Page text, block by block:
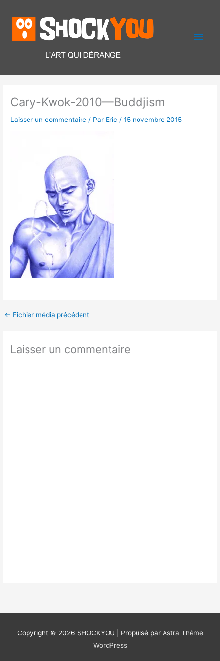
contenu
Cary-Kwok-2010—Buddjism
Laisser un commentaire / Par Eric /15 novembre 2015
← Fichier média précédent
Laisser un commentaire
Copyright © 2026 SHOCKYOU | Propulsé par Astra Thème
WordPress